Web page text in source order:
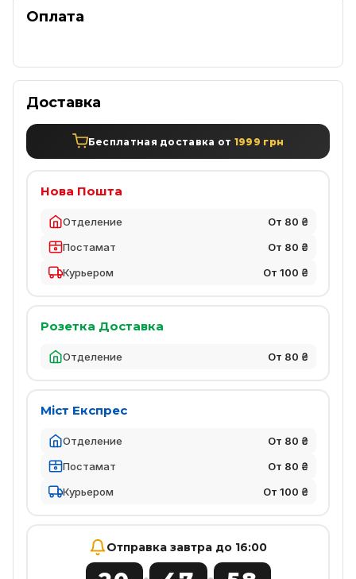
Оплата
Доставка
Бесплатная доставка от 1999 грн
Нова Пошта
Отделение
От 80 ₴
Постамат
От 80 ₴
Курьером
От 100 ₴
Розетка Доставка
Отделение От 80 ₴
Міст Експрес
Отделение
От 80 ₴
Постамат
От 80 ₴
Курьером
От 100 ₴
Отправка завтра до 16:00